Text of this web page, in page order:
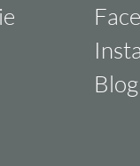
Blog